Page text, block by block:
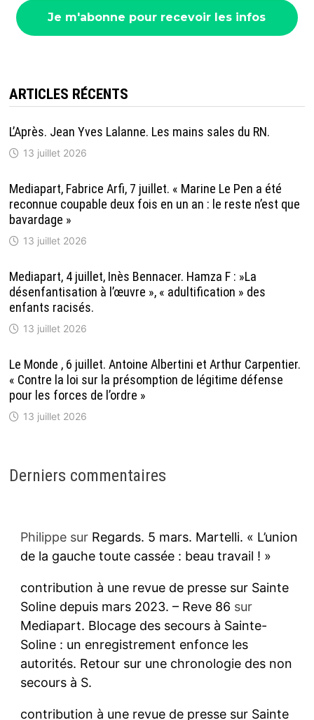
ARTICLES RÉCENTS
L’Après. Jean Yves Lalanne. Les mains sales du RN.
13 juillet 2026
Mediapart, Fabrice Arfi, 7 juillet. « Marine Le Pen a été
reconnue coupable deux fois en un an : le reste n’est que
bavardage »
13 juillet 2026
Mediapart, 4 juillet, Inès Bennacer. Hamza F : »La
désenfantisation à l’œuvre », « adultification » des
enfants racisés.
13 juillet 2026
Le Monde , 6 juillet. Antoine Albertini et Arthur Carpentier.
« Contre la loi sur la présomption de légitime défense
pour les forces de l’ordre »
13 juillet 2026
Derniers commentaires
Philippesur Regards. 5 mars. Martelli. « L’union
de la gauche toute cassée : beau travail ! »
contribution à une revue de presse sur Sainte
Soline depuis mars 2023. – Reve 86 sur
Mediapart. Blocage des secours à Sainte-
Soline : un enregistrement enfonce les
autorités. Retour sur une chronologie des non
secours à S.
contribution à une revue de presse sur Sainte